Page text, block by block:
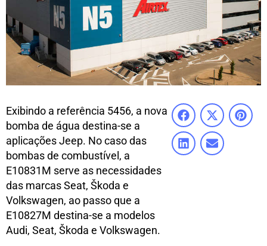
Exibindo a referência 5456, a nova
bomba de água destina-se a
aplicações Jeep. No caso das
bombas de combustível, a
E10831M serve as necessidades
das marcas Seat, Škoda e
Volkswagen, ao passo que a
E10827M destina-se a modelos
Audi, Seat, Škoda e Volkswagen.